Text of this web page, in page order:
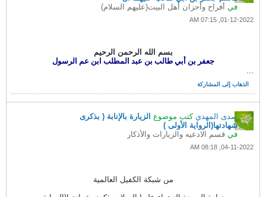
في أفراح وأحزان أهل البيت(عليهم السلام)
01-12-2022, 07:15 AM
بسم الله الرحمن الرحيم
جعفر بن أبي طالب بن عبد المطلب ابن عم الرسول
...
الذهاب إلى المشاركة
صدى المهدي كتب موضوع الزيارة بالإنابة ( بذكرى
شهادتها(الرواية الأولى )
في قسم الادعيه والزيارات والأذكار
04-11-2022, 08:18 AM
من شبكة الكفيل العالمية